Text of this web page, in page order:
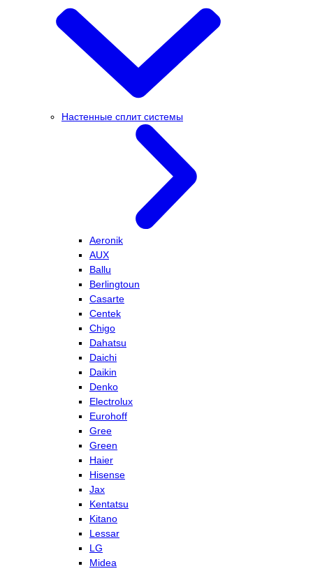
Настенные сплит системы
Aeronik
AUX
Ballu
Berlingtoun
Casarte
Centek
Chigo
Dahatsu
Daichi
Daikin
Denko
Electrolux
Eurohoff
Gree
Green
Haier
Hisense
Jax
Kentatsu
Kitano
Lessar
LG
Midea